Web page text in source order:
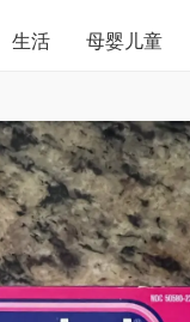
生活 母婴儿童